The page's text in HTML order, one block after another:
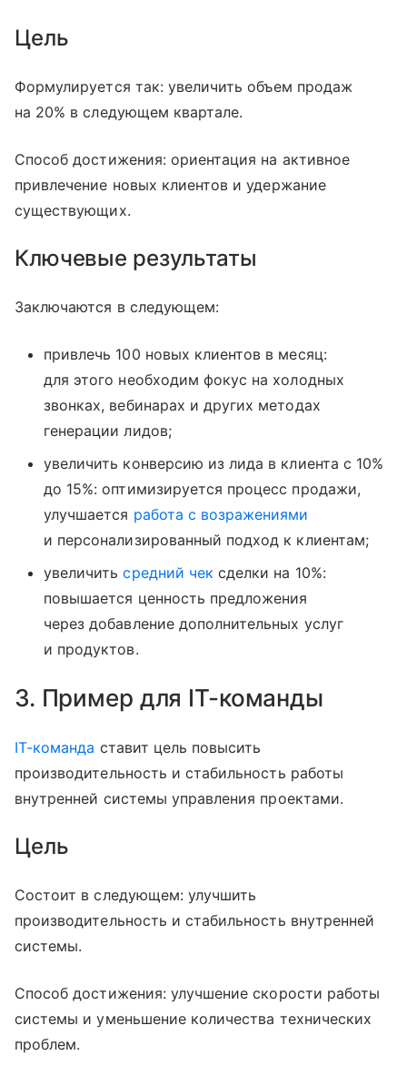
Цель
Формулируется так: увеличить объем продаж
на 20% в следующем квартале.
Способ достижения: ориентация на активное
привлечение новых клиентов и удержание
существующих.
Ключевые результаты
Заключаются в следующем:
привлечь 100 новых клиентов в месяц:
для этого необходим фокус на холодных
звонках, вебинарах и других методах
генерации лидов;
увеличить конверсию из лида в клиента с 10%
до 15%: оптимизируется процесс продажи,
улучшается работа с возражениями
и персонализированный подход к клиентам;
увеличитьсредний чек сделки на 10%:
повышается ценность предложения
через добавление дополнительных услуг
и продуктов.
3. Пример для IT-команды
IT-команда ставит цель повысить
производительность и стабильность работы
внутренней системы управления проектами.
Цель
Состоит в следующем: улучшить
производительность и стабильность внутренней
системы.
Способ достижения: улучшение скорости работы
системы и уменьшение количества технических
проблем.